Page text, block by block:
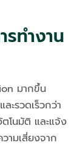
รทำงาน
มากขึ้น
ะรวดเร็วกว่า
โนมัติ และแจ้ง
ามเสี่ยงจาก